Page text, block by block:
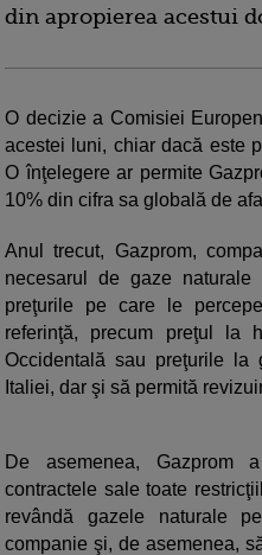
din apropierea acestui
O decizie a Comisiei
acestei luni, chiar dacă este
O înţelegere ar permite
10% din cifra sa globală de
Anul trecut, Gazprom,
necesarul de gaze
preţurile pe care le
referinţă, precum preţul la
Occidentală sau preţurile la
Italiei, dar şi să permită
De asemenea,
contractele sale toate
revândă gazele naturale
companie şi, de asemenea,